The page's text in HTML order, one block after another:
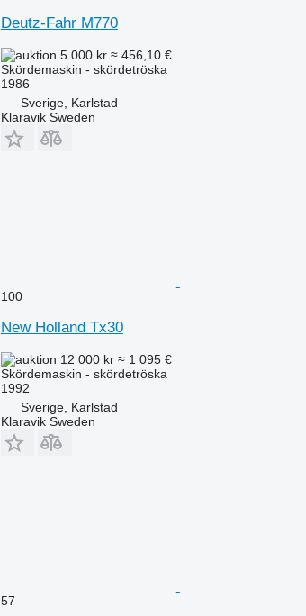
Deutz-Fahr M770
5 000 kr ≈ 456,10 €
Skördemaskin - skördetröska
1986
Sverige, Karlstad
Klaravik Sweden
100
New Holland Tx30
12 000 kr ≈ 1 095 €
Skördemaskin - skördetröska
1992
Sverige, Karlstad
Klaravik Sweden
57